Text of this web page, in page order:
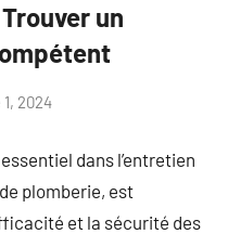
un
2024
dans l’entretien
plomberie, est
et la sécurité des